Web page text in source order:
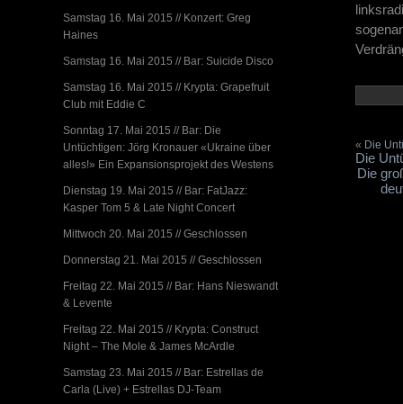
Samstag 16. Mai 2015 // Konzert: Greg
Haines
Samstag 16. Mai 2015 // Bar: Suicide Disco
Samstag 16. Mai 2015 // Krypta: Grapefruit
Club mit Eddie C
Sonntag 17. Mai 2015 // Bar: Die
Untüchtigen: Jörg Kronauer «Ukraine über
alles!» Ein Expansionsprojekt des Westens
Dienstag 19. Mai 2015 // Bar: FatJazz:
Kasper Tom 5 & Late Night Concert
Mittwoch 20. Mai 2015 // Geschlossen
Donnerstag 21. Mai 2015 // Geschlossen
Freitag 22. Mai 2015 // Bar: Hans Nieswandt
& Levente
Freitag 22. Mai 2015 // Krypta: Construct
Night – The Mole & James McArdle
Samstag 23. Mai 2015 // Bar: Estrellas de
Carla (Live) + Estrellas DJ-Team
« Die
Die
Die